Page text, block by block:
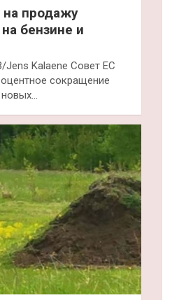
на продажу
бензине и
Kalaene Совет ЕС
сокращение